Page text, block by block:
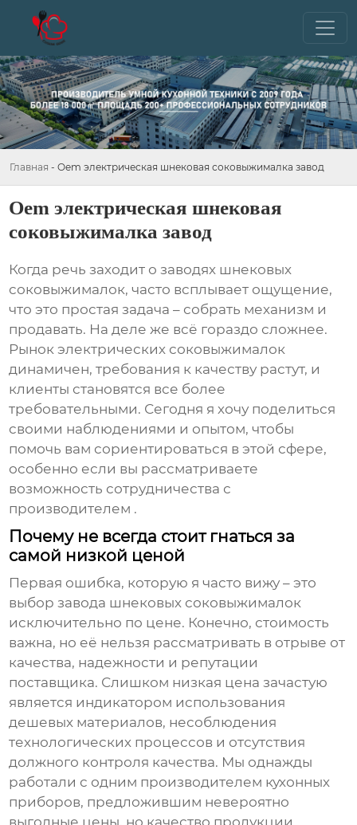
Главная - Oem электрическая шнековая соковыжималка завод
Oem электрическая шнековая
соковыжималка завод
Когда речь заходит озаводях шнековых
соковыжималок, часто всплывает ощущение,
что это простая задача – собрать механизм и
продавать. На деле же всё гораздо сложнее.
Рынокэлектрических соковыжималок
динамичен, требования к качеству растут, и
клиенты становятся все более
требовательными. Сегодня я хочу поделиться
своими наблюдениями и опытом, чтобы
помочь вам сориентироваться в этой сфере,
особенно если вы рассматриваете
возможность сотрудничества с
производителем .
Почему не всегда стоит гнаться за
самой низкой ценой
Первая ошибка, которую я часто вижу – это
выборзавода шнековых соковыжималок
исключительно по цене. Конечно, стоимость
важна, но её нельзя рассматривать в отрыве от
качества, надежности и репутации
поставщика. Слишком низкая цена зачастую
является индикатором использования
дешевых материалов, несоблюдения
технологических процессов и отсутствия
должного контроля качества. Мы однажды
работали с одним производителем кухонных
приборов, предложившим невероятно